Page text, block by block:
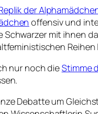
der
offensiv und
Schwarzer mit ihnen
nur noch dieStimme
Debatte um